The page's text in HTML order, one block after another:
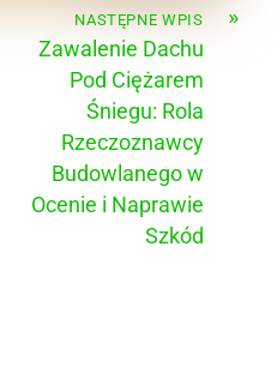
»
NASTĘPNE WPIS
Zawalenie Dachu
Pod Ciężarem
Śniegu: Rola
Rzeczoznawcy
Budowlanego w
Ocenie i Naprawie
Szkód